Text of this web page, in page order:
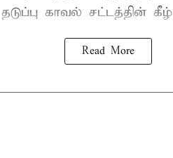
தடுப்பு காவல் சட்டத்தின் கீழ்
Read More